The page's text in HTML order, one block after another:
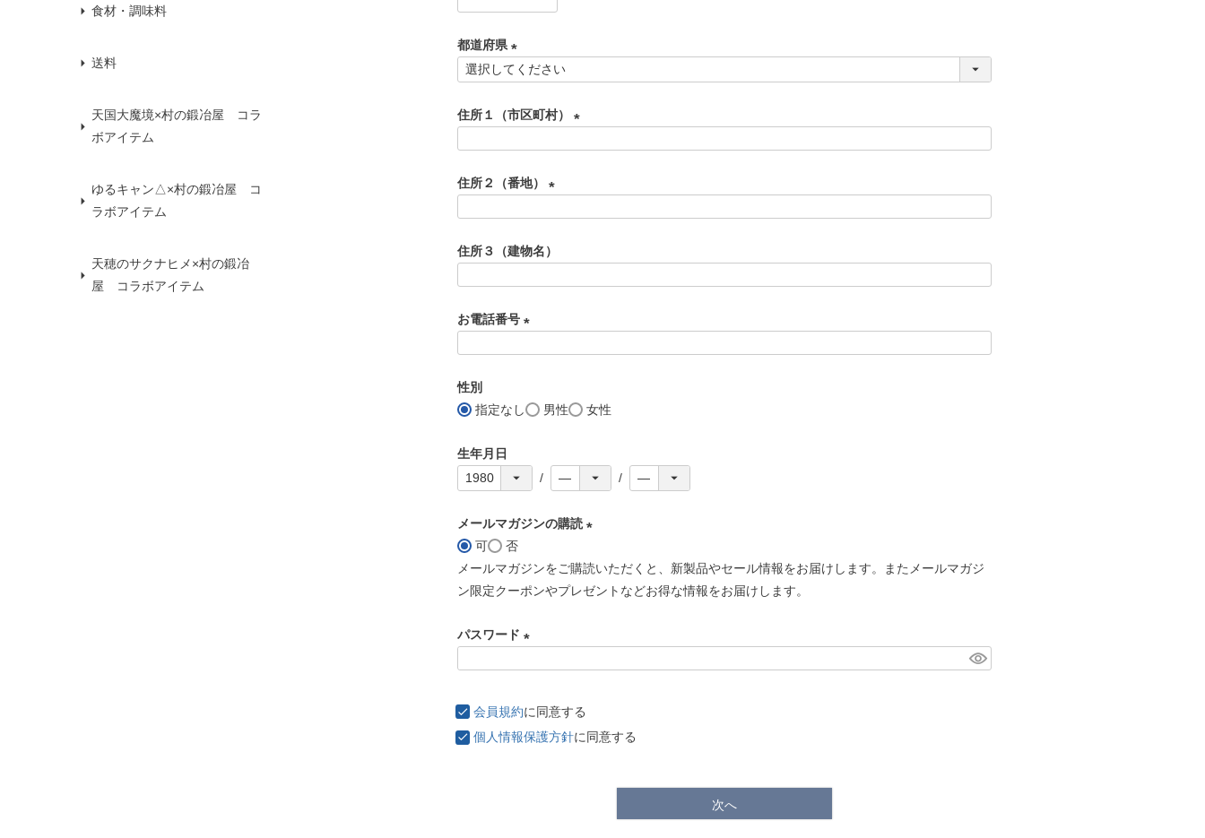
食材・調味料
送料
天国大魔境×村の鍛冶屋 コラ
ボアイテム
ゆるキャン△×村の鍛冶屋 コ
ラボアイテム
天穂のサクナヒメ×村の鍛冶
屋 コラボアイテム
須
)
都道府県
(
須
住所１（市区町村）
住所２（番地）
須
住所３（建物名）
お電話番号
)
性別
指定なし
男性 女性
生年月日
メールマガジンの購読
必
須
可
否
メールマガジンをご購読いただくと、新製品やセール情報をお届けします。またメールマガジ
ン限定クーポンやプレゼントなどお得な情報をお届けします。
パスワード
須
)
会員規約に同意する
個人情報保護方針に同意する
次へ